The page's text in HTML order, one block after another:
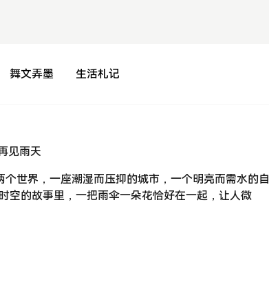
舞文弄墨 生活札记
世界，一座潮湿而压抑的城市，一个明亮而需水的自
空的故事里，一把雨伞一朵花恰好在一起，让人微